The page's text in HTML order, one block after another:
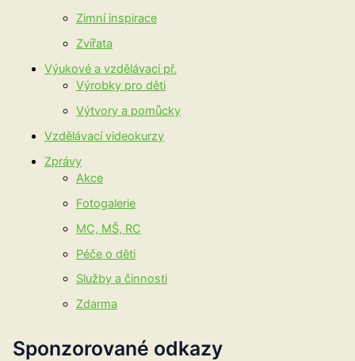
Zimní inspirace
Zvířata
Výukové a vzdělávací př.
Výrobky pro děti
Výtvory a pomůcky
Vzdělávací videokurzy
Zprávy
Akce
Fotogalerie
MC, MŠ, RC
Péče o děti
Služby a činnosti
Zdarma
Sponzorované odkazy